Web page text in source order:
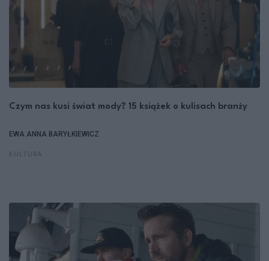
Czym nas kusi świat mody? 15 książek o kulisach branży
EWA ANNA BARYŁKIEWICZ